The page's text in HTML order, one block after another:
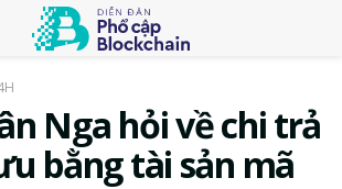
Nga hỏi về chi trả
bằng tài sản mã